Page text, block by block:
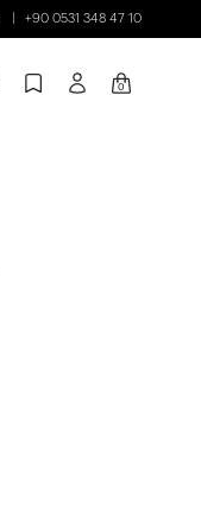
+90 0531 348 47 10
0